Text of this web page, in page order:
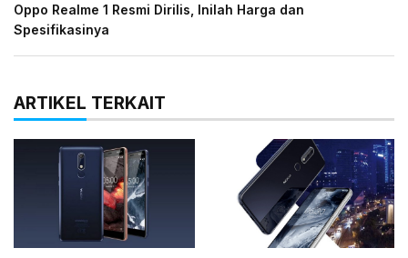
Oppo Realme 1 Resmi Dirilis, Inilah Harga dan
Spesifikasinya
ARTIKEL TERKAIT